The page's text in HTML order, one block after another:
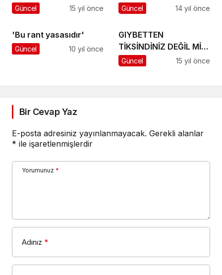
Güncel 15 yıl önce Güncel 14 yıl önce
'Bu rant yasasıdır'
Güncel 10 yıl önce
GIYBETTEN
TİKSİNDİNİZ DEĞİL Mİ?-
Nazif Fethi Yalçınkaya
Güncel 15 yıl önce
Bir Cevap Yaz
E-posta adresiniz yayınlanmayacak. Gerekli alanlar
* ile işaretlenmişlerdir
Yorumunuz *
Adınız *